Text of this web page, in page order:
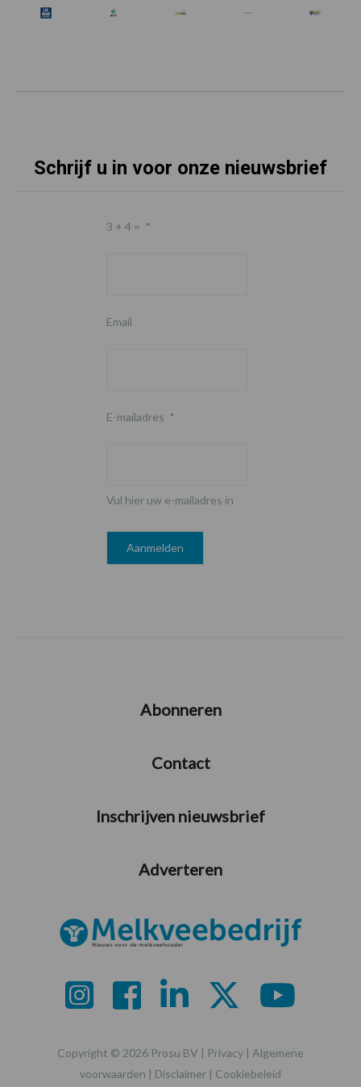
Schrijf u in voor onze nieuwsbrief
3 + 4 = *
Email
E-mailadres *
Vul hier uw e-mailadres in
Abonneren
Contact
Inschrijven nieuwsbrief
Adverteren
Copyright © 2026 Prosu BV | Privacy | Algemene
voorwaarden | Disclaimer | Cookiebeleid